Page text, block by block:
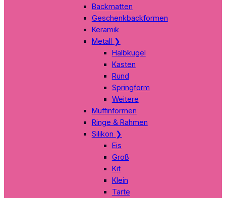
Backmatten
Geschenkbackformen
Keramik
Metall ❯
Halbkugel
Kasten
Rund
Springform
Weitere
Muffinformen
Ringe & Rahmen
Silikon ❯
Eis
Groß
Kit
Klein
Tarte